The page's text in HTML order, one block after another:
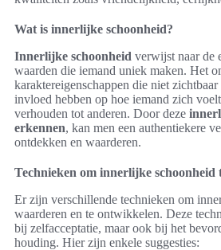
Wat is innerlijke schoonheid?
Innerlijke schoonheid verwijst naar de
waarden die iemand uniek maken. Het
karaktereigenschappen die niet
invloed hebben op hoe iemand zich
verhouden tot anderen. Door deze
erkennen, kan men een authentiekere
ontdekken en waarderen.
Technieken om innerlijke schoonheid
Er zijn verschillende technieken om
waarderen en te ontwikkelen. Deze
bij zelfacceptatie, maar ook bij het
houding. Hier zijn enkele suggesties: